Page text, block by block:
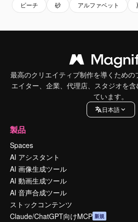
ビーチ 砂 アルファベット
最高のクリエイティブ制作を導くための
エイター、企業、代理店、スタジオを
ています。
日本語
製品
Spaces
AI アシスタント
AI 画像生成ツール
AI 動画生成ツール
AI 音声合成ツール
ストックコンテンツ
Claude/ChatGPT向けMCP 新規